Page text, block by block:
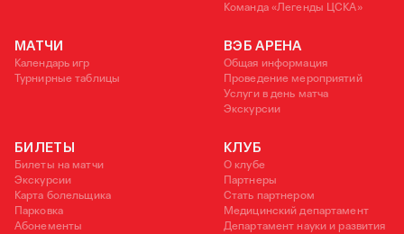
Команда «Легенды ЦСКА»
МАТЧИ
Календарь игр
Турнирные таблицы
ВЭБ АРЕНА
Общая информация
Проведение мероприятий
Услуги в день матча
Экскурсии
БИЛЕТЫ
Билеты на матчи
Экскурсии
Карта болельщика
Парковка
Абонементы
КЛУБ
О клубе
Партнеры
Стать партнером
Медицинский департамент
Департамент науки и развития